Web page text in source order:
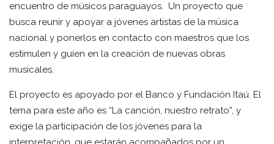
encuentro de músicos paraguayos. Un proyecto que
busca reunir y apoyar a jóvenes artistas de la música
nacional y ponerlos en contacto con maestros que los
estimulen y guíen en la creación de nuevas obras
musicales.
El proyecto es apoyado por el Banco y Fundación Itaú. El
tema para este año es “La canción, nuestro retrato”, y
exige la participación de los jóvenes para la